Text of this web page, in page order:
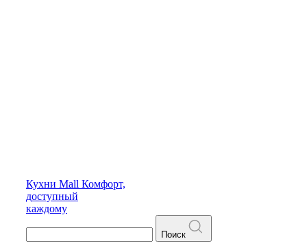
Кухни Mall Комфорт,
доступный
каждому
Поиск